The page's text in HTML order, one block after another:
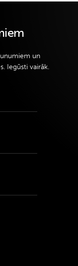
un
Iegūsti vairāk.